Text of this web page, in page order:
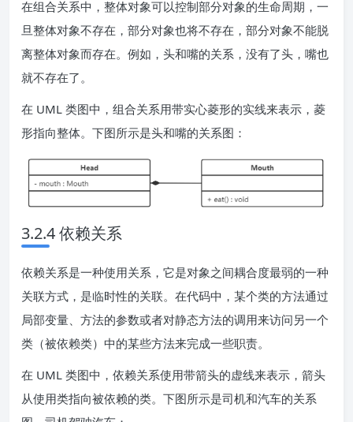
在组合关系中，整体对象可以控制部分对象的生命周期，一
旦整体对象不存在，部分对象也将不存在，部分对象不能脱
离整体对象而存在。例如，头和嘴的关系，没有了头，嘴也
就不存在了。
在 UML 类图中，组合关系用带实心菱形的实线来表示，菱
形指向整体。下图所示是头和嘴的关系图：
3.2.4 依赖关系
依赖关系是一种使用关系，它是对象之间耦合度最弱的一种
关联方式，是临时性的关联。在代码中，某个类的方法通过
局部变量、方法的参数或者对静态方法的调用来访问另一个
类（被依赖类）中的某些方法来完成一些职责。
在 UML 类图中，依赖关系使用带箭头的虚线来表示，箭头
从使用类指向被依赖的类。下图所示是司机和汽车的关系